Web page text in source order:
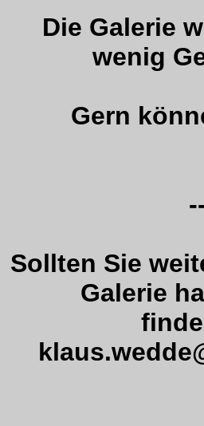
Die Galerie
wenig
Gern
Sollten Sie
Galerie